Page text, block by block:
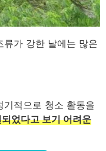
가 강한 날에는 많은
적으로 청소 활동을
었다고 보기 어려운